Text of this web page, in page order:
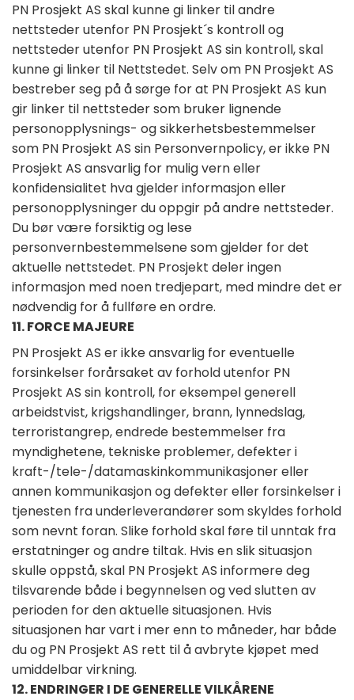
PN Prosjekt AS skal kunne gi linker til andre
nettsteder utenfor PN Prosjekt´s kontroll og
nettsteder utenfor PN Prosjekt AS sin kontroll, skal
kunne gi linker til Nettstedet. Selv om PN Prosjekt AS
bestreber seg på å sørge for at PN Prosjekt AS kun
gir linker til nettsteder som bruker lignende
personopplysnings- og sikkerhetsbestemmelser
som PN Prosjekt AS sin Personvernpolicy, er ikke PN
Prosjekt AS ansvarlig for mulig vern eller
konfidensialitet hva gjelder informasjon eller
personopplysninger du oppgir på andre nettsteder.
Du bør være forsiktig og lese
personvernbestemmelsene som gjelder for det
aktuelle nettstedet. PN Prosjekt deler ingen
informasjon med noen tredjepart, med mindre det er
nødvendig for å fullføre en ordre.
11. FORCE MAJEURE
PN Prosjekt AS er ikke ansvarlig for eventuelle
forsinkelser forårsaket av forhold utenfor PN
Prosjekt AS sin kontroll, for eksempel generell
arbeidstvist, krigshandlinger, brann, lynnedslag,
terroristangrep, endrede bestemmelser fra
myndighetene, tekniske problemer, defekter i
kraft-/tele-/datamaskinkommunikasjoner eller
annen kommunikasjon og defekter eller forsinkelser i
tjenesten fra underleverandører som skyldes forhold
som nevnt foran. Slike forhold skal føre til unntak fra
erstatninger og andre tiltak. Hvis en slik situasjon
skulle oppstå, skal PN Prosjekt AS informere deg
tilsvarende både i begynnelsen og ved slutten av
perioden for den aktuelle situasjonen. Hvis
situasjonen har vart i mer enn to måneder, har både
du og PN Prosjekt AS rett til å avbryte kjøpet med
umiddelbar virkning.
12. ENDRINGER I DE GENERELLE VILKÅRENE